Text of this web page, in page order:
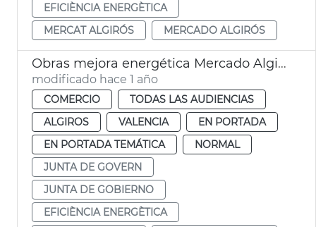
EFICIÈNCIA ENERGÈTICA
MERCAT ALGIRÓS
MERCADO ALGIRÓS
Obras mejora energética Mercado Algirós
modificado hace 1 año
COMERCIO
TODAS LAS AUDIENCIAS
ALGIROS
VALENCIA
EN PORTADA
EN PORTADA TEMÁTICA
NORMAL
JUNTA DE GOVERN
JUNTA DE GOBIERNO
EFICIÈNCIA ENERGÈTICA